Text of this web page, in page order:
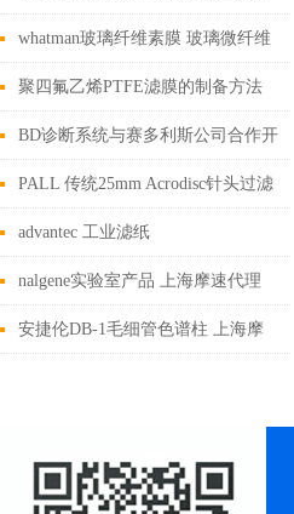
测发展论坛”
whatman玻璃纤维素膜 玻璃微纤维
滤纸介绍 上海摩速代理
聚四氟乙烯PTFE滤膜的制备方法
及其应用
BD诊断系统与赛多利斯公司合作开
发即用型预填充培养基产品
PALL 传统25mm Acrodisc针头过滤
器 上海摩速科学器材有限公司
advantec 工业滤纸
nalgene实验室产品 上海摩速代理
安捷伦DB-1毛细管色谱柱 上海摩